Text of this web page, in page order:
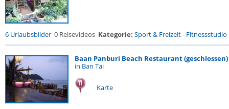
6 Urlaubsbilder 0 Reisevideos Kategorie: Sport & Freizeit- Fitnessstudio
Baan Panburi Beach Restaurant (geschlossen)
in Ban Tai
Karte